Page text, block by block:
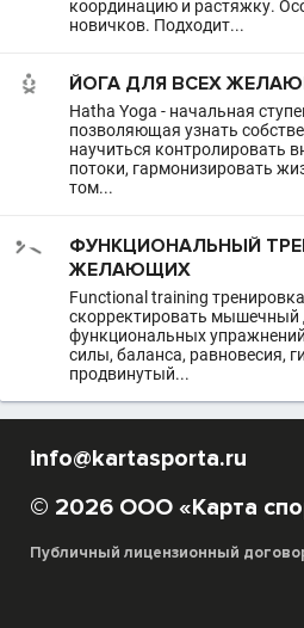
координацию и растяжку.
новичков. Подходит...
ЙОГА ДЛЯ ВСЕХ
Hatha Yoga - начальная
позволяющая узнать
научиться контролировать
потоки, гармонизировать
том...
ФУНКЦИОНАЛЬНЫЙ
ЖЕЛАЮЩИХ
Functional training
скорректировать мышечный
функциональных
силы, баланса, равновесия,
продвинутый...
info@kartasporta.ru
© 2026 ООО «Карта
Публичный лицензионный